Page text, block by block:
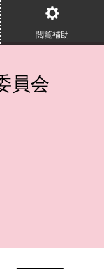
閲覧補助
員会